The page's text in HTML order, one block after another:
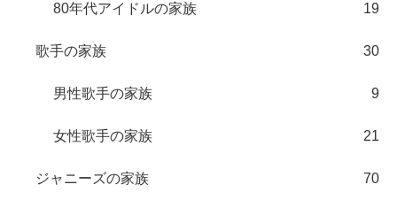
80年代アイドルの家族 19
歌手の家族 30
男性歌手の家族 9
女性歌手の家族 21
ジャニーズの家族 70